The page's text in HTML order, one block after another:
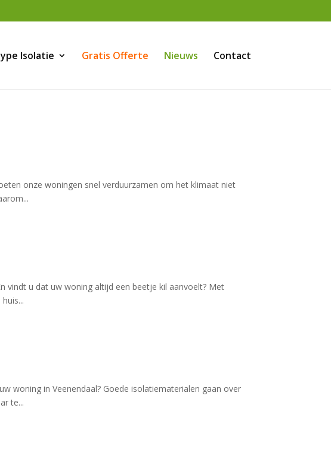
Isolatie Gratis Offerte Nieuws Contact
onze woningen snel verduurzamen om het klimaat niet
vindt u dat uw woning altijd een beetje kil aanvoelt? Met
woning in Veenendaal? Goede isolatiematerialen gaan over
te...